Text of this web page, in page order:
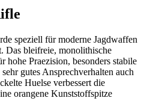
speziell für moderne Jagdwaffen
Das bleifreie, monolithische
hohe Praezision, besonders stabile
gutes Ansprechverhalten auch
Huelse verbessert die
orangene Kunststoffspitze